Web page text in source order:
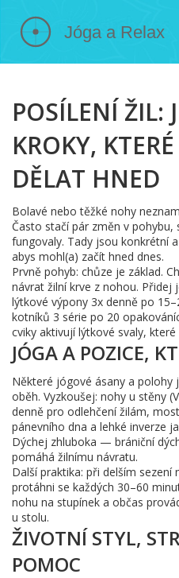
POSÍLENÍ ŽIL:
KROKY,
DĚLAT HNED
Bolavé nebo těžké nohy
Často stačí pár změn v pohybu,
fungovaly. Tady jsou konkrétní
abys mohl(a) začít hned dnes.
Prvně pohyb: chůze je základ.
návrat žilní krve z nohou. Přidej
lýtkové výpony 3x denně po
kotníků 3 série po 20
cviky aktivují lýtkové svaly,
JÓGA A POZICE,
Některé jógové ásany a polohy
oběh. Vyzkoušej: nohy u stěny
denně pro odlehčení žilám,
pánevního dna a lehké inverze
Dýchej zhluboka — brániční
pomáhá žilnímu návratu.
Další praktika: při delším sezení
protáhni se každých 30–60
nohu na stupínek a občas
u stolu.
ŽIVOTNÍ STYL,
POMOC